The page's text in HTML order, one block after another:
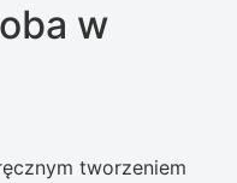
w
tworzeniem